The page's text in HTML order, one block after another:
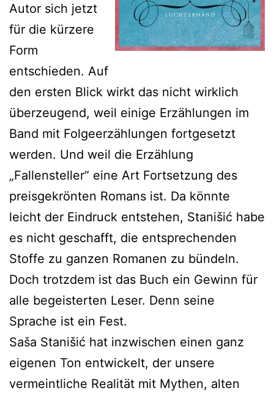
Autor sich jetzt
für die kürzere
Form
entschieden. Auf
den ersten Blick wirkt das nicht wirklich
überzeugend, weil einige Erzählungen im
Band mit Folgeerzählungen fortgesetzt
werden. Und weil die Erzählung
„Fallensteller“ eine Art Fortsetzung des
preisgekrönten Romans ist. Da könnte
leicht der Eindruck entstehen, Stanišić habe
es nicht geschafft, die entsprechenden
Stoffe zu ganzen Romanen zu bündeln.
Doch trotzdem ist das Buch ein Gewinn für
alle begeisterten Leser. Denn seine
Sprache ist ein Fest.
Saša Stanišić hat inzwischen einen ganz
eigenen Ton entwickelt, der unsere
vermeintliche Realität mit Mythen, alten